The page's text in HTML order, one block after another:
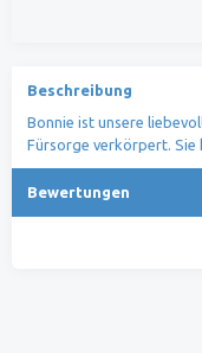
Beschreibung
Bonnie ist unsere
Fürsorge verkörpert.
Bewertungen